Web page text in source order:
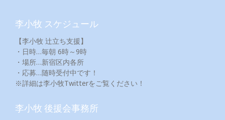
李小牧 スケジュール
【李小牧 辻立ち支援】
・日時…毎朝 6時～9時
・場所…新宿区内各所
・応募…随時受付中です！
※詳細は李小牧Twitterをご覧ください！
李小牧 後援会事務所